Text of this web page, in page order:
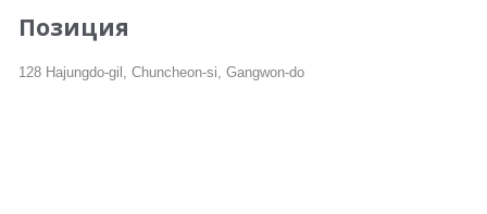
Позиция
128 Hajungdo-gil, Chuncheon-si, Gangwon-do